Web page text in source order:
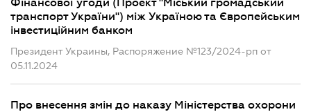
Фінансової угоди (Проект "Міський громадський
транспорт України") між Україною та Європейським
інвестиційним банком
Президент Украины, Распоряжение №123/2024-рп от
05.11.2024
Про внесення змін до наказу Міністерства охорони